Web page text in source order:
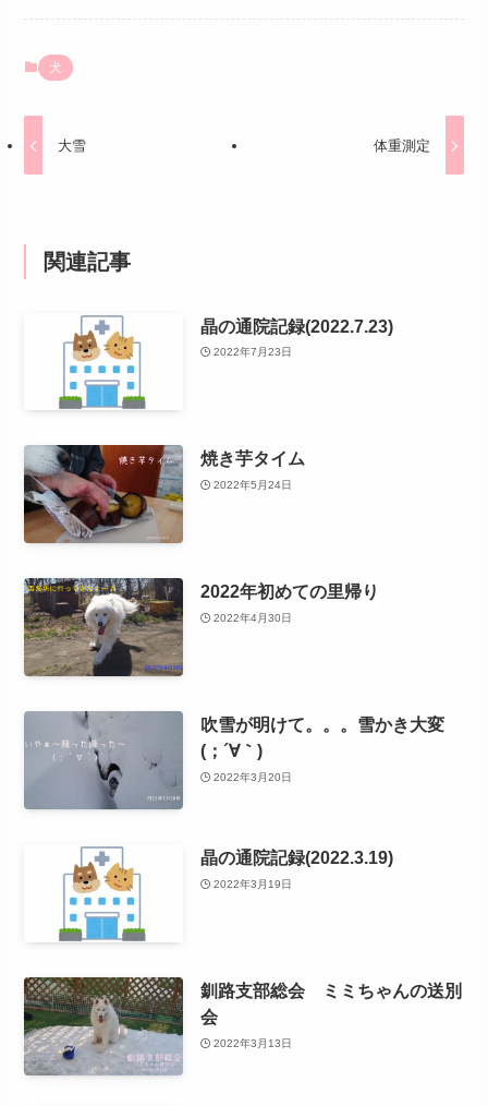
犬
大雪 体重測定
関連記事
晶の通院記録(2022.7.23)
2022年7月23日
焼き芋タイム
2022年5月24日
2022年初めての里帰り
2022年4月30日
吹雪が明けて。。。雪かき大変
(；´∀｀)
2022年3月20日
晶の通院記録(2022.3.19)
2022年3月19日
釧路支部総会 ミミちゃんの送別
会
2022年3月13日